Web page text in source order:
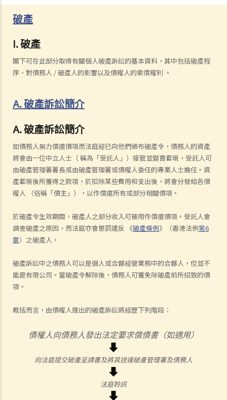
破產
I. 破產
閣下可在此部分取得有關個人破產訴訟的基本資料，其中包括破產程
序、對債務人 / 破產人的影響以及債權人的索償權利 。
A. 破產訴訟簡介
A.破產訴訟簡介
如債務人無力償還債項而法庭經已向他們頒布破產令，債務人的資產
將會由一位中立人士（ 稱為「受託人」）接管並變賣套現，受託人可
由破產管理署署長或由破產管理署或債權人委任的專業人士擔任。資
產套現後所獲得之款項，於扣除某些費用和支出後，將會分發給各債
權人 （俗稱「債主」），以作償還所有或部分相關債項。
於破產令生效期間，破產人之部分收入可被用作償還債項。受託人會
調查破產之原因，而法庭亦會懲罰違反 《破產條例》（香港法例第6
章）之破產人。
破產訴訟中之債務人可以是個人或合夥經營業務中的合夥人，但並不
能是有限公司。當破產令解除後，債務人可獲免除破產前所招致的債
項。
概括而言，由債權人提出的破產訴訟將經歷下列階段：
債權人向債務人發出法定要求償債書（如適用）
向法庭提交破產呈請書及將其送達破產管理署及債務人
法庭聆訊